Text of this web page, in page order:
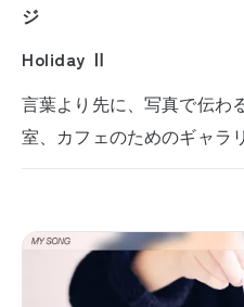
ジ
Holiday Ⅱ
言葉より先に、写真で伝わ
室、カフェのためのギャラ